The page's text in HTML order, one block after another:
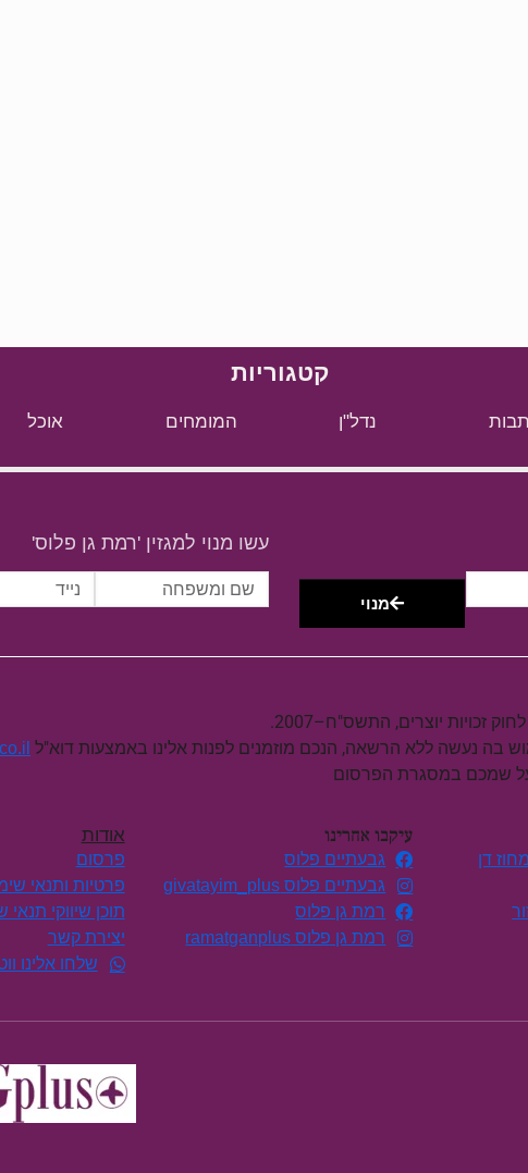
קטגוריות
נדל"ן המומחים אוכל
מנוי
עשו מנוי למגזין 'רמת גן פלוס'
בה נעשה ללא הרשאה, הנכם מוזמנים לפנות אלינו באמצעות דוא"ל
על שמכם במסגרת הפרסום
דן
עיקבו אחרינו
גבעתיים פלוס
גבעתיים פלוס givatayim_plus
רמת גן פלוס
רמת גן פלוס ramatganplus
אודות
פרסום
פרטיות ותנאי
תוכן שיווקי תנאי
יצירת קשר
שלחו אלינו